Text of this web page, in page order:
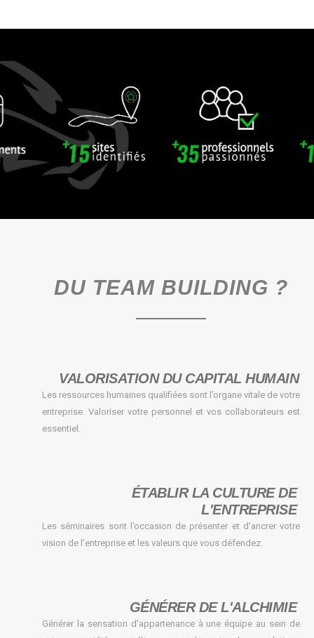
DU TEAM BUILDING ?
VALORISATION DU CAPITAL HUMAIN
Les ressources humaines qualifiées sont l’organe vitale de votre
entreprise. Valoriser votre personnel et vos collaborateurs est
essentiel.
ÉTABLIR LA CULTURE DE
L'ENTREPRISE
Les séminaires sont l’occasion de présenter et d’ancrer votre
vision de l’entreprise et les valeurs que vous défendez.
GÉNÉRER DE L'ALCHIMIE
Générer la sensation d’appartenance à une équipe au sein de